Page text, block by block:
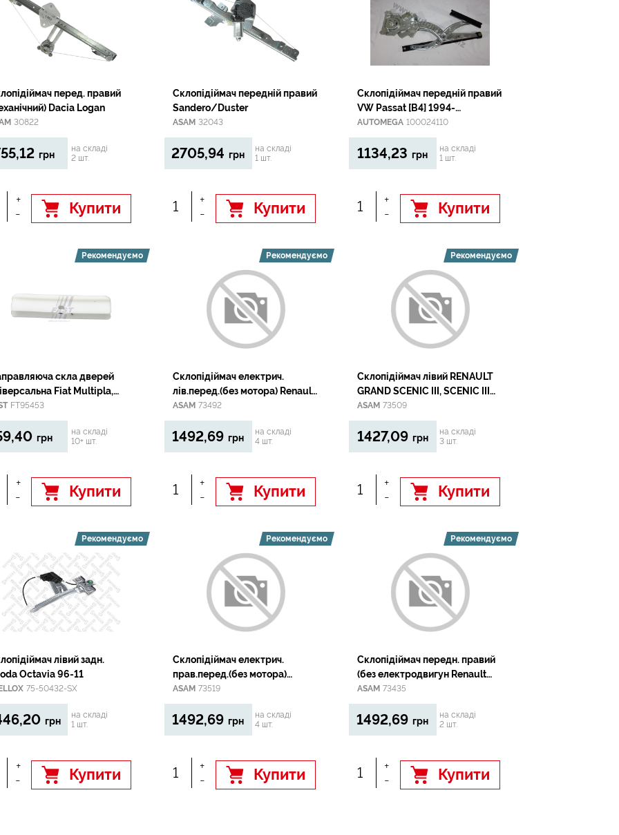
перед. правий
Dacia Logan
30822
грн
на складі
2 шт.
+
-
Купити
Склопідіймач передній правий
Sandero/Duster
ASAM 32043
2705,94 грн
на складі
1 шт.
+
-
Купити
Склопідіймач передній правий
VW Passat [B4] 1994-
1996;Passat [B3] 1988-1993
AUTOMEGA 100024110
1134,23 грн
на складі
1 шт.
+
-
Купити
Рекомендуємо
скла дверей
Fiat Multipla,
-03, 03-, Punto 93-, 97-,
, Stilo, Doblo
FT95453
грн
на складі
10+ шт.
+
-
Купити
Рекомендуємо
Склопідіймач електрич.
лів.перед.(без мотора) Renault
Laguna II 03.01-09.07 (4D)
ASAM 73492
1492,69 грн
на складі
4 шт.
+
-
Купити
Рекомендуємо
Склопідіймач лівий RENAULT
GRAND SCENIC III, SCENIC III
02.09-
ASAM 73509
1427,09 грн
на складі
3 шт.
+
-
Купити
Рекомендуємо
лівий задн.
Skoda Octavia 96-11
75-50432-SX
грн
на складі
1 шт.
+
-
Купити
Рекомендуємо
Склопідіймач електрич.
прав.перед.(без мотора)
Renault Laguna II 03.01-09.07
(4D)
ASAM 73519
1492,69 грн
на складі
4 шт.
+
-
Купити
Рекомендуємо
Склопідіймач передн. правий
(без електродвигун Renault
Megane II/Scenic II
ASAM 73435
1492,69 грн
на складі
2 шт.
+
-
Купити